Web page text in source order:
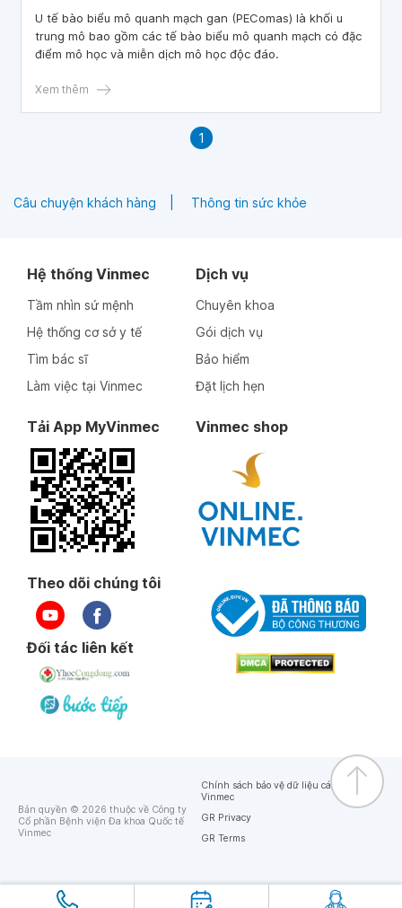
U tế bào biểu mô quanh mạch gan (PEComas) là khối u
trung mô bao gồm các tế bào biểu mô quanh mạch có đặc
điểm mô học và miễn dịch mô học độc đáo.
Xem thêm
1
Câu chuyện khách hàng Thông tin sức khỏe
Hệ thống Vinmec
Tầm nhìn sứ mệnh
Hệ thống cơ sở y tế
Tìm bác sĩ
Làm việc tại Vinmec
Dịch vụ
Chuyên khoa
Gói dịch vụ
Bảo hiểm
Đặt lịch hẹn
Tải App MyVinmec Vinmec shop
Theo dõi chúng tôi
Đối tác liên kết
Bản quyền © 2026 thuộc về Công ty
Cổ phần Bệnh viện Đa khoa Quốc tế
Vinmec
Chính sách bảo vệ dữ liệu cá nhân của
Vinmec
GR Privacy
GR Terms